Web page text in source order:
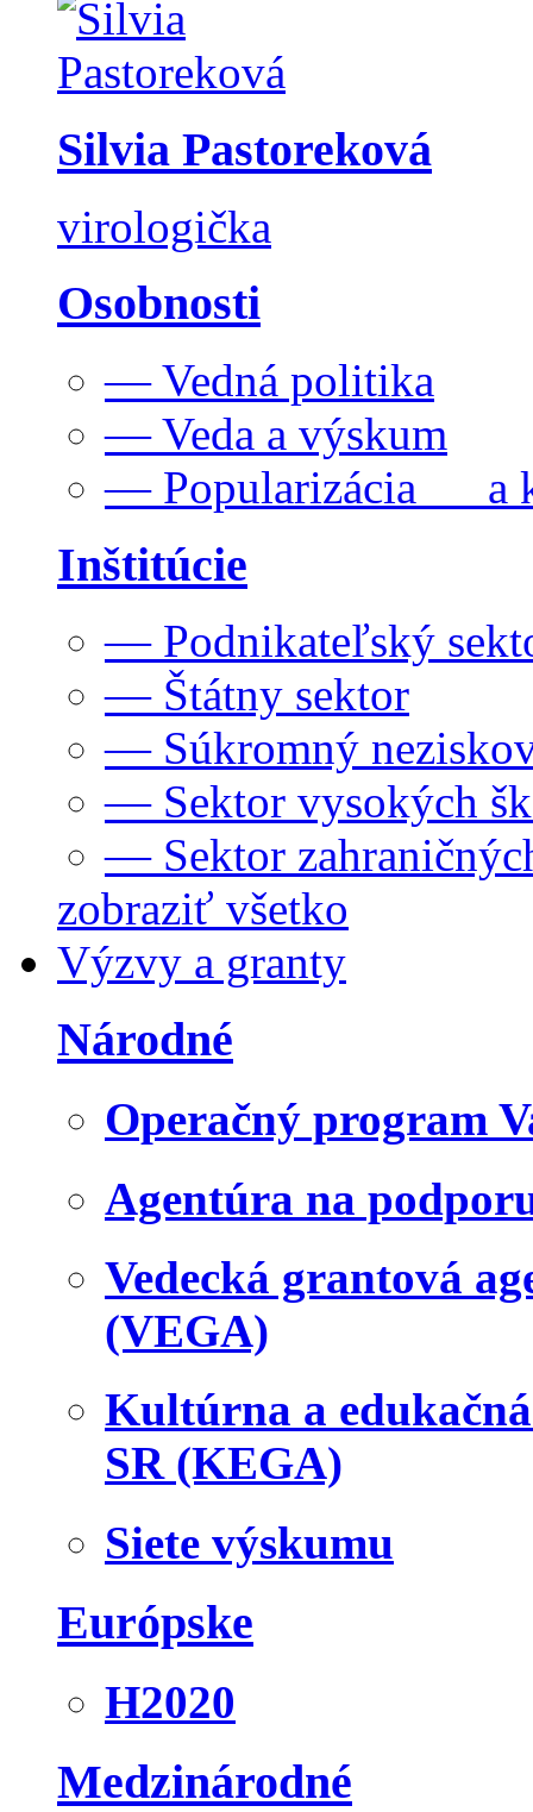
Silvia Pastoreková
virologička
Osobnosti
— Vedná politika
— Veda a výskum
— Popularizácia a
Inštitúcie
— Podnikateľský
— Štátny sektor
— Súkromný
— Sektor vysokých
— Sektor
zobraziť všetko
Výzvy a granty
Národné
Operačný program
Agentúra na
Vedecká grantová
(VEGA)
Kultúrna a
SR (KEGA)
Siete výskumu
Európske
H2020
Medzinárodné